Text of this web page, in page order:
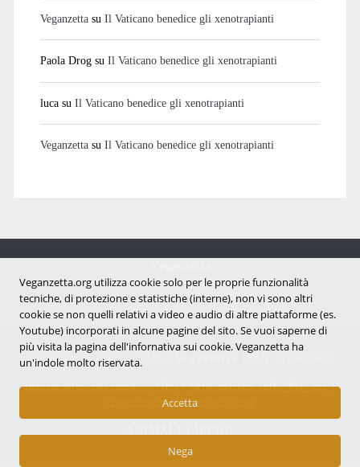
Veganzettasu Il Vaticano benedice gli xenotrapianti
Paola Drogsu Il Vaticano benedice gli xenotrapianti
lucasu Il Vaticano benedice gli xenotrapianti
Veganzettasu Il Vaticano benedice gli xenotrapianti
Notizie dal mondo vegan e antispecista
Copyright © 2007 - 2026 |
Informativa sui cookie (UE)|Informativa sulla Privacy|
Avvertenze e Licenza d'uso
Veganzetta.org utilizza cookie solo per le proprie funzionalità
tecniche, di protezione e statistiche (interne), non vi sono altri
cookie se non quelli relativi a video e audio di altre piattaforme (es.
Youtube) incorporati in alcune pagine del sito. Se vuoi saperne di
più visita la pagina dell'infornativa sui cookie. Veganzetta ha
un'indole molto riservata.
Accetta
Nega